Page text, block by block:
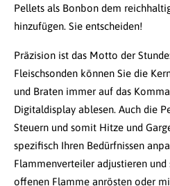
Pellets als Bonbon dem
hinzufügen. Sie entscheiden!
Präzision ist das Motto der
Fleischsonden können Sie die
und Braten immer auf das
Digitaldisplay ablesen. Auch die
Steuern und somit Hitze und
spezifisch Ihren Bedürfnissen
Flammenverteiler adjustieren
offenen Flamme anrösten oder